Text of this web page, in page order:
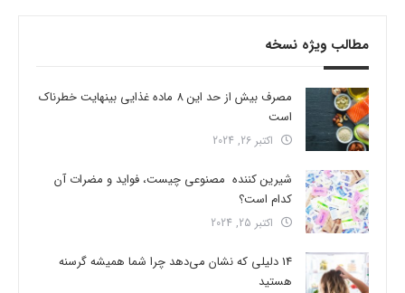
مطالب ویژه نسخه
مصرف بیش از حد این 8 ماده غذایی بینهایت خطرناک
است
اکتبر 26, 2024
شیرین کننده مصنوعی چیست، فواید و مضرات آن
کدام است؟
اکتبر 25, 2024
14 دلیلی که نشان می‌دهد چرا شما همیشه گرسنه
هستید